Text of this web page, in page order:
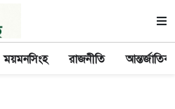
ময়মনসিংহ রাজনীতি আন্তর্জাতিক